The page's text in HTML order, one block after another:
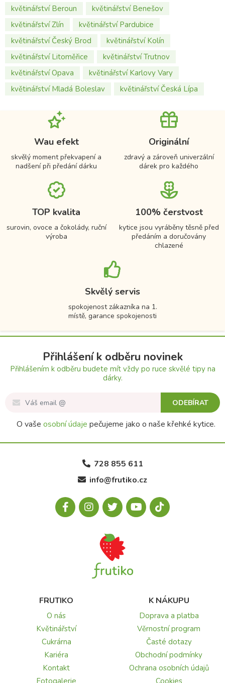
květinářství Beroun
květinářství Benešov
květinářství Zlín
květinářství Pardubice
květinářství Český Brod
květinářství Kolín
květinářství Litoměřice
květinářství Trutnov
květinářství Opava
květinářství Karlovy Vary
květinářství Mladá Boleslav
květinářství Česká Lípa
Wau efekt
skvělý moment překvapení a
nadšení při předání dárku
Originální
zdravý a zároveň univerzální
dárek pro každého
TOP kvalita
surovin, ovoce a čokolády, ruční
výroba
100% čerstvost
kytice jsou vyráběny těsně před
předáním a doručovány
chlazené
Skvělý servis
spokojenost zákazníka na 1.
místě, garance spokojenosti
Přihlášení k odběru novinek
Přihlášením k odběru budete mít vždy po ruce skvělé tipy na
dárky.
ODEBÍRAT
O vaše osobní údaje pečujeme jako o naše křehké kytice.
728 855 611
info@frutiko.cz
FRUTIKO
O nás
Květinářství
Cukrárna
Kariéra
Kontakt
K NÁKUPU
Doprava a platba
Věrnostní program
Časté dotazy
Obchodní podmínky
Ochrana osobních údajů